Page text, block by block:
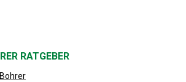
RATGEBER